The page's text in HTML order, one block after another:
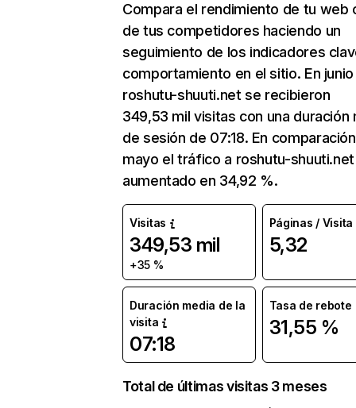
Compara el rendimiento de tu web
de tus competidores haciendo un
seguimiento de los indicadores
comportamiento en el sitio. En junio
roshutu-shuuti.net se recibieron
349,53 mil visitas con una duración
de sesión de 07:18. En
mayo el tráfico a roshutu-
aumentado en 34,92 %.
Visitas
349,53 mil
+35 %
Páginas / Visita
5,32
Duración media de la
visita
07:18
Tasa de rebote
31,55 %
Total de últimas visitas 3 meses